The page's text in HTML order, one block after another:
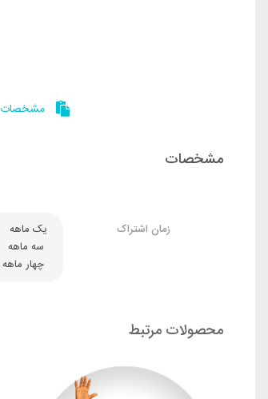
قابلیت‌های منحصر به یوتیوب‌ موزیک |
موارد سلیقه‌ای هستن. ضمن اینکه خیلی جاها
با این حال یوتیوب موزیک هم در این شلوغی‌ها،
سیستم دیسکاروی قوی‌تر:
موسیقی جدید برای شماست. یکی از
آهنگ‌های اورجینال نیست؛ بلکه کاور‌های
مشخصات
مشخصات
زمان اشتراک
یک ماهه
محصولات مرتبط